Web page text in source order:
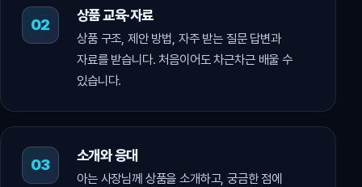
상품 교육·자료
상품 구조, 제안 방법, 자주 받는 질문 답변과
자료를 받습니다. 처음이어도 차근차근 배울 수
있습니다.
소개와 응대
아는 사장님께 상품을 소개하고, 궁금한 점에